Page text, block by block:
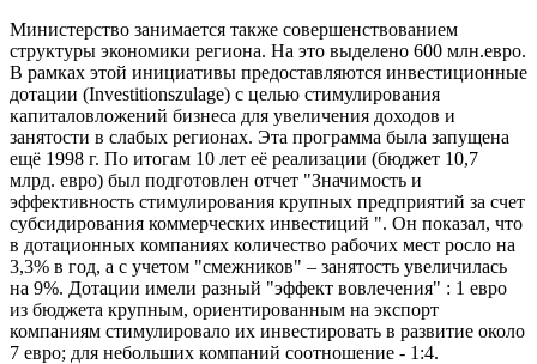
Министерство занимается также совершенствованием
структуры экономики региона. На это выделено 600 млн.евро.
В рамках этой инициативы предоставляются инвестиционные
дотации (Investitionszulage) с целью стимулирования
капиталовложений бизнеса для увеличения доходов и
занятости в слабых регионах. Эта программа была запущена
ещё 1998 г. По итогам 10 лет её реализации (бюджет 10,7
млрд. евро) был подготовлен отчет "Значимость и
эффективность стимулирования крупных предприятий за счет
субсидирования коммерческих инвестиций ". Он показал, что
в дотационных компаниях количество рабочих мест росло на
3,3% в год, а с учетом "смежников" – занятость увеличилась
на 9%. Дотации имели разный "эффект вовлечения" : 1 евро
из бюджета крупным, ориентированным на экспорт
компаниям стимулировало их инвестировать в развитие около
7 евро; для небольших компаний соотношение - 1:4.